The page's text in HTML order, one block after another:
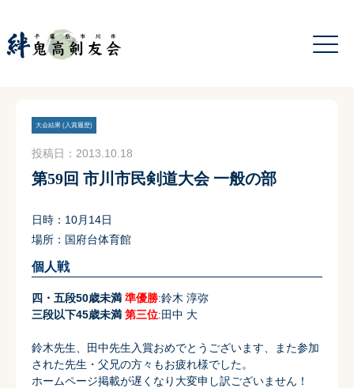
大会結果 (入賞履歴)
投稿日：2013.10.18
第59回 市川市民剣道大会 一般の部
日時：10月14日
場所：国府台体育館
個人戦
四・五段50歳未満 準優勝:鈴木 淳弥
三段以下45歳未満 第三位:田中 大
鈴木先生、田中先生入賞おめでとうございます、また参加
された先生・父兄の方々もお疲れ様でした。
ホームページ掲載が遅くなり大変申し訳ございません！